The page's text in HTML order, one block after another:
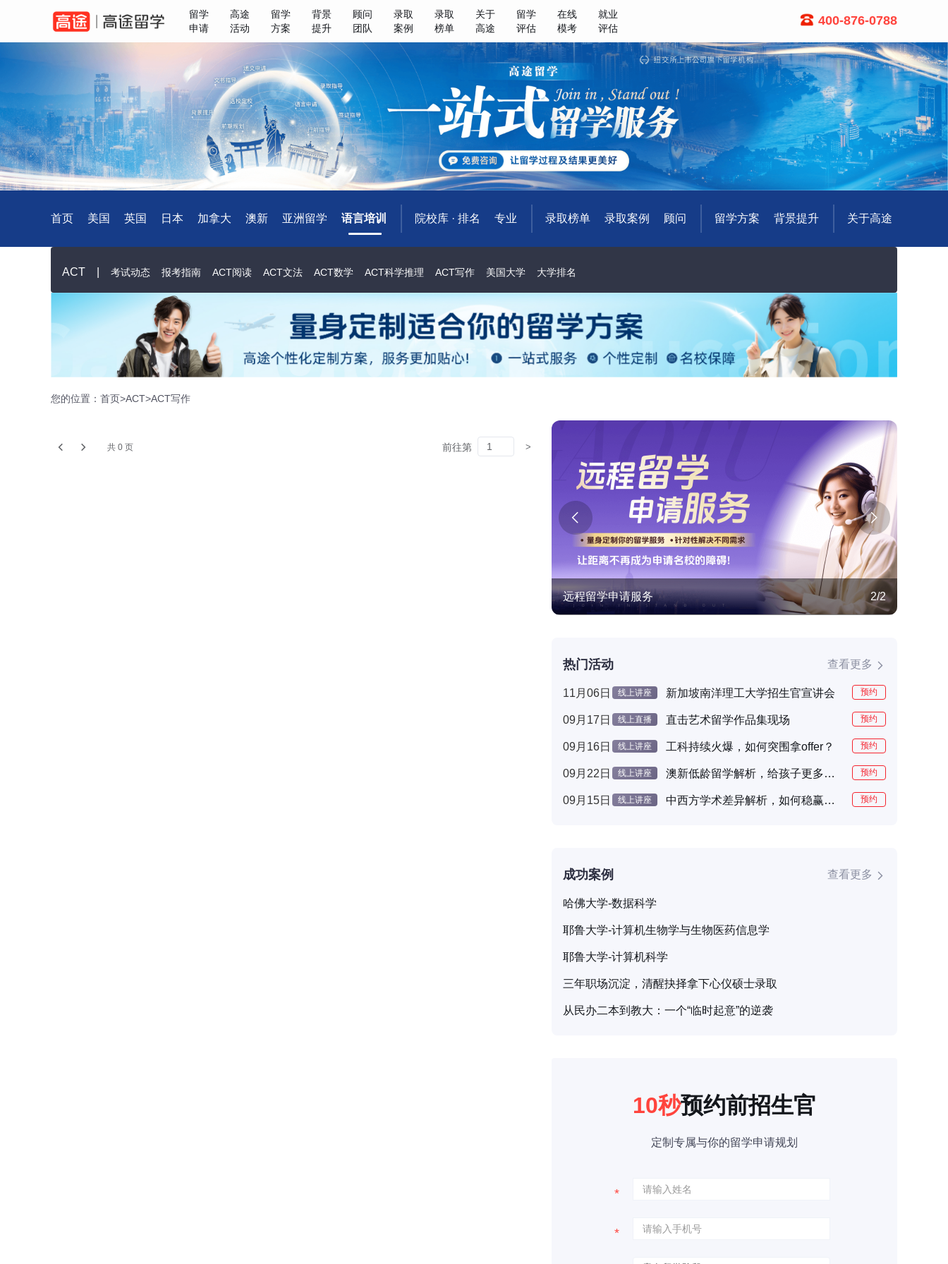
留学
申请
高途
活动
留学
方案
背景
提升
顾问
团队
录取
案例
录取
榜单
关于
高途
留学
评估
在线
模考
就业
评估
400-876-0788
首页 美国 英国 日本 加拿大 澳新 亚洲留学 语言培训 院校库 · 排名 专业 录取榜单 录取案例 顾问 留学方案 背景提升 关于高途
ACT 考试动态 报考指南 ACT阅读 ACT文法 ACT数学 ACT科学推理 ACT写作 美国大学 大学排名
您的位置： 首页>ACT>ACT写作
共 0 页 前往第
远程留学申请服务 2/2
热门活动 查看更多
11月06日 线上讲座 新加坡南洋理工大学招生官宣讲会 预约
09月17日 线上直播 直击艺术留学作品集现场 预约
09月16日 线上讲座 工科持续火爆，如何突围拿offer？ 预约
09月22日 线上讲座 澳新低龄留学解析，给孩子更多未来的选择 预约
09月15日 线上讲座 中西方学术差异解析，如何稳赢海外课堂 预约
成功案例 查看更多
哈佛大学-数据科学
耶鲁大学-计算机生物学与生物医药信息学
耶鲁大学-计算机科学
三年职场沉淀，清醒抉择拿下心仪硕士录取
从民办二本到教大：一个“临时起意”的逆袭
10秒预约前招生官
定制专属与你的留学申请规划